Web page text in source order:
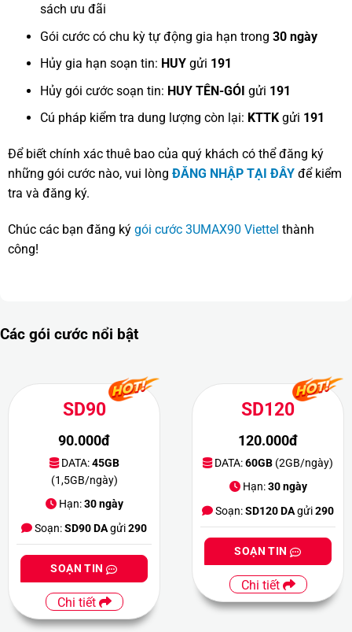
sách ưu đãi
Gói cước có chu kỳ tự động gia hạn trong 30 ngày
Hủy gia hạn soạn tin: HUYgửi 191
Hủy gói cước soạn tin: HUY TÊN-GÓI gửi 191
Cú pháp kiểm tra dung lượng còn lại: KTTKgửi 191
Để biết chính xác thuê bao của quý khách có thể đăng ký
những gói cước nào, vui lòng ĐĂNG NHẬP TẠI ĐÂY để kiểm
tra và đăng ký.
Chúc các bạn đăng ký gói cước 3UMAX90 Viettel thành
công!
Các gói cước nổi bật
SD90
90.000đ
DATA:45GB
(1,5GB/ngày)
Hạn:30 ngày
Soạn:SD90 DAgửi290
SOẠN TIN
Chi tiết
SD120
120.000đ
DATA:60GB (2GB/ngày)
Hạn:30 ngày
Soạn:SD120 DAgửi290
SOẠN TIN
Chi tiết